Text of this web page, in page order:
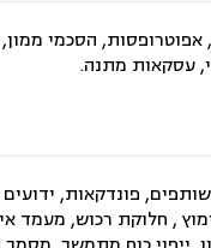
הסכמי ממון,
עסקאות מתנה.
פונדקאות,
, חלוקת רכוש, מעמד